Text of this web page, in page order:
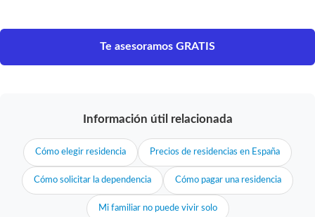
Te asesoramos GRATIS
Información útil relacionada
Cómo elegir residencia Precios de residencias en España
Cómo solicitar la dependencia Cómo pagar una residencia
Mi familiar no puede vivir solo